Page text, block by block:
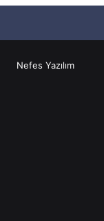
Nefes Yazılım